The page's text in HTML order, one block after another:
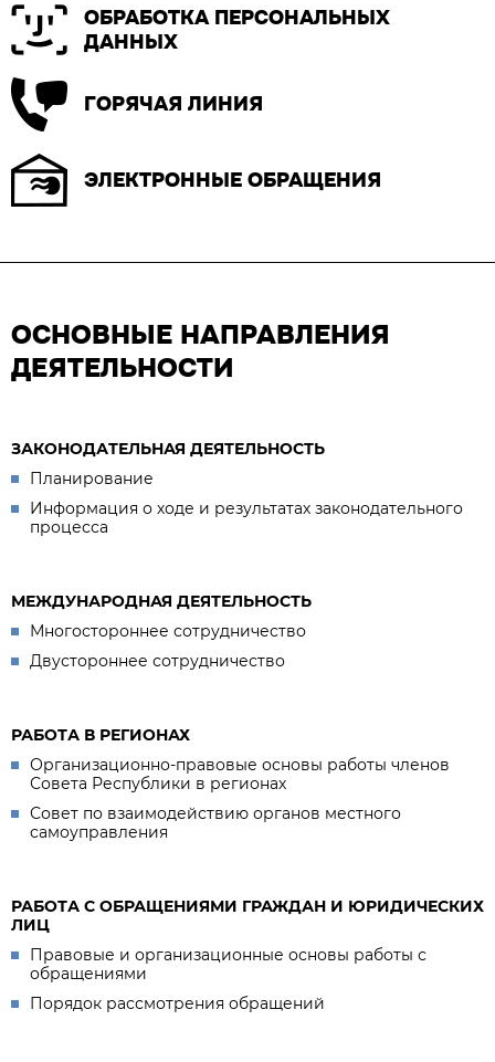
ОБРАБОТКА ПЕРСОНАЛЬНЫХ
ДАННЫХ
ГОРЯЧАЯ ЛИНИЯ
ЭЛЕКТРОННЫЕ ОБРАЩЕНИЯ
ОСНОВНЫЕ НАПРАВЛЕНИЯ
ДЕЯТЕЛЬНОСТИ
ЗАКОНОДАТЕЛЬНАЯ ДЕЯТЕЛЬНОСТЬ
Планирование
Информация о ходе и результатах законодательного
процесса
МЕЖДУНАРОДНАЯ ДЕЯТЕЛЬНОСТЬ
Многостороннее сотрудничество
Двустороннее сотрудничество
РАБОТА В РЕГИОНАХ
Организационно-правовые основы работы членов
Совета Республики в регионах
Совет по взаимодействию органов местного
самоуправления
РАБОТА С ОБРАЩЕНИЯМИ ГРАЖДАН И ЮРИДИЧЕСКИХ
ЛИЦ
Правовые и организационные основы работы с
обращениями
Порядок рассмотрения обращений